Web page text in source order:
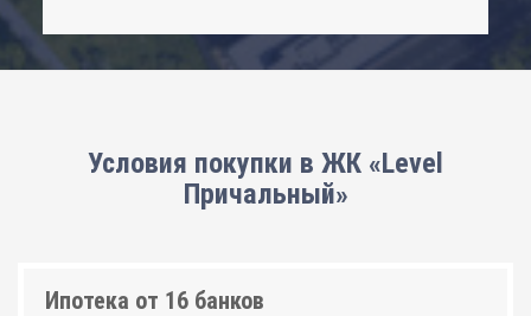
Условия покупки в ЖК «Level
Причальный»
Ипотека от 16 банков